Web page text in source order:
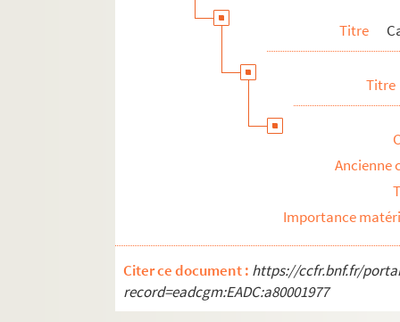
Titre
Titre
Ancienne
Importance
Citer ce document : https://ccfr.bnf.fr/
record=eadcgm:EADC:a80001977